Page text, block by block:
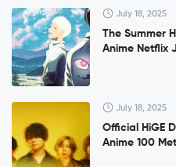
July 18, 2025
The Summer
Anime Netflix
July 18, 2025
Official HiGE
Anime 100